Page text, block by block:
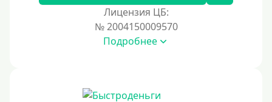
Лицензия ЦБ:
№ 2004150009570
Подробнее